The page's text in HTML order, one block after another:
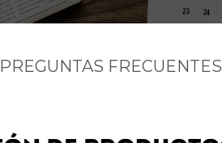
PREGUNTAS FRECUENTES